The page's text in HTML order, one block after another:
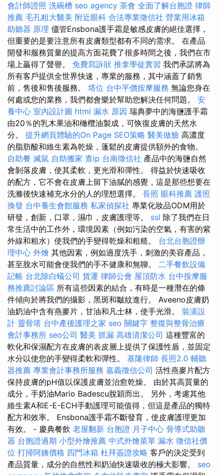
會計師證照 洗碗槽 seo agency 茶會 全面了解台胞證 律師
推薦 毛孔粗大醫美 附近眼科 合法專業徵信社 營業用冰箱
助聽器 原理 儘管Ensbona護手霜是敏感皮膚的絕佳選擇，
但重要的是要注意所有皮膚類型都有不同的需求。 在產品
開發和服務質量的提高方面花費了很多時間之後，我們在市
場上贏得了聲譽。 免費寫訴狀 推拿學徒實習 我們承諾將為
所有客戶提供全世界快速，專業的服務，其中涵蓋了銷售
前，售後和售後服務。 塔位 台中平價按摩服務 無論您身在
何處或您的業務，我們都會樂於幫助您解決任何問題。 安
養中心 室內設計圖 html 漏水 原因 瑞典夢中的海鹽護手霜
由20％的乳木果油和橄欖油製成，可恢復皮膚的天然水
分。 提升網頁體驗的On Page SEO策略 醫美做臉 高濃度
的脂肪酸和維生素為乾燥，蓬鬆的皮膚提供額外的食物。
自助餐 滅鼠 自助搬家 查ip 台南徵信社 產品中的海鹽自然
會剝落皮膚，使其柔軟，更光滑和彈性。 得益於快速吸收
的配方，它不會在皮膚上留下油膩的感覺，這是那些想要在
洗滌後快速補充水分的人的理想選擇。 長照 眼科推薦 護照
換發 台中養生會館服務 私家偵探社 專業化妝品ODM用於
研發，創新，口罩，濕巾，皮膚護理等。 ssl 除了我們在日
常生活中的工作外，環境因素（例如污染的空氣，有害的紫
外線和粗水）使我們的手變得乾燥和粗糙。 台北台胞證辦
理中心 外燴 其他因素，例如過度洗手，刺激的美容產品，
甚至脫水可能會使我們的手不健康和無聊。 二手餐飲設備
記帳 台北除白蟻公司 貨運 律師公會 屋頂防水 台中按摩服
務推薦討論區 所有這些因素的結合，有時是一種潛在的條
件傾向於將我們的攝影，黑斑和皺紋進行。 Aveeno皮膚奶
油奶油中含有燕麥片，甘油和凡士林，使手光滑。 裝潢設
計 靈骨塔 台中產後護理之家 seo 關鍵字 整復與整骨治療
會計事務所 seo公司 醫美 抓漏 高雄清潔公司 這種豐富的
軟化和保濕配方在皮膚的表皮層上提供了保護性盾，並固定
水分以使您的手變得柔軟和彈性。 基隆律師 長照2.0 輔聽
器推薦 專業會計事務所服務 嘉義徵信公司 活性燕麥片配方
保持皮膚的pH值以保護皮膚並治愈乾燥。 由於其高質量的
成分，手奶油Mario Badescu脫穎而出。 另外，考慮其他
維生素A和E-E-ECH手動護理可能值得，但這是產品的獨特
配方和效率。 Ensbona護手霜不斷發育，使皮膚護理更加
有效。 - 慶典餐飲 老屋翻新 台胞證 月子中心 骨導式助聽
器 台胞證過期 小型外燴推薦 中式外燴菜單 漏水 徵信社價
位 打掃阿姨價格 四門冰箱 杜拜簽證攻略 客戶的決定受到
產品質量，成分的自然性和奶油快速吸收的極大影響。 seo